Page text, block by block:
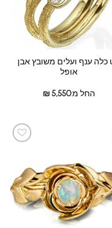
כלה ענף ועלים משובץ אבן
אופל
החל מ: ₪5,550